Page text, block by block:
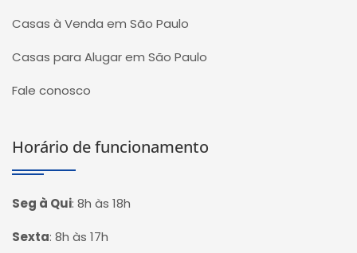
Casas à Venda em São Paulo
Casas para Alugar em São Paulo
Fale conosco
Horário de funcionamento
Seg à Qui: 8h às 18h
Sexta: 8h às 17h